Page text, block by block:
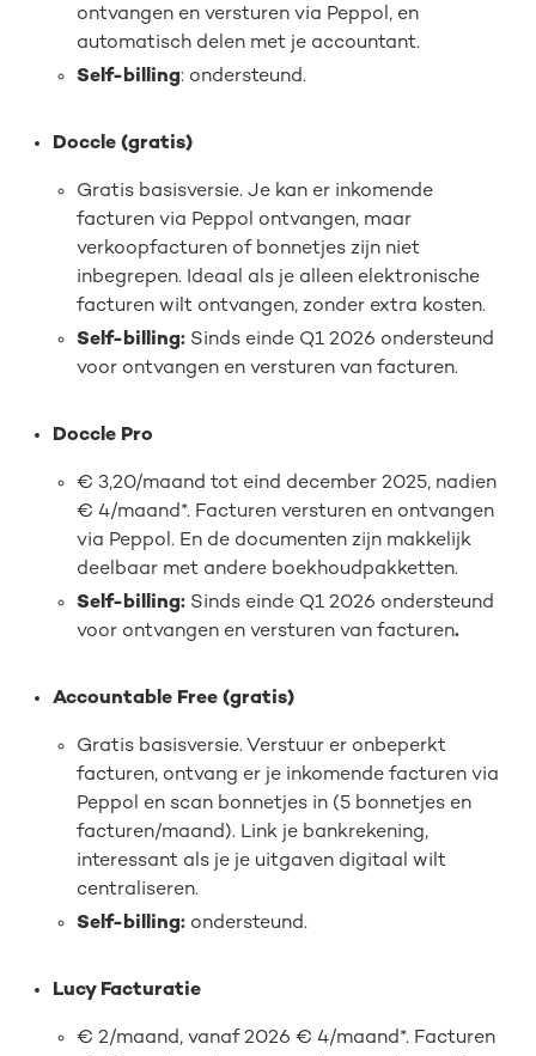
ontvangen en versturen via Peppol, en
automatisch delen met je accountant.
Self-billing: ondersteund.
Doccle (gratis)
Gratis basisversie. Je kan er inkomende
facturen via Peppol ontvangen, maar
verkoopfacturen of bonnetjes zijn niet
inbegrepen. Ideaal als je alleen elektronische
facturen wilt ontvangen, zonder extra kosten.
Self-billing: Sinds einde Q1 2026 ondersteund
voor ontvangen en versturen van facturen.
Doccle Pro
€ 3,20/maand tot eind december 2025, nadien
€ 4/maand*. Facturen versturen en ontvangen
via Peppol. En de documenten zijn makkelijk
deelbaar met andere boekhoudpakketten.
Self-billing: Sinds einde Q1 2026 ondersteund
voor ontvangen en versturen van facturen.
Accountable Free (gratis)
Gratis basisversie. Verstuur er onbeperkt
facturen, ontvang er je inkomende facturen via
Peppol en scan bonnetjes in (5 bonnetjes en
facturen/maand). Link je bankrekening,
interessant als je je uitgaven digitaal wilt
centraliseren.
Self-billing: ondersteund.
Lucy Facturatie
€ 2/maand, vanaf 2026 € 4/maand*. Facturen